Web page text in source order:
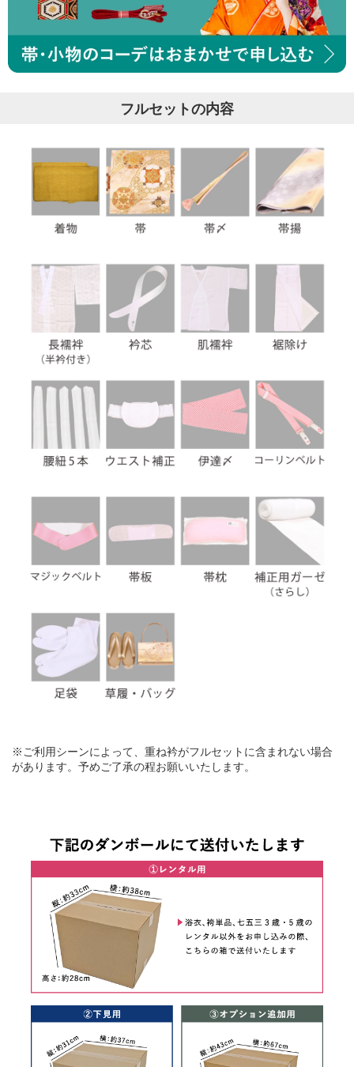
フルセットの内容
※ご利用シーンによって、重ね衿がフルセットに含まれない場合
があります。予めご了承の程お願いいたします。